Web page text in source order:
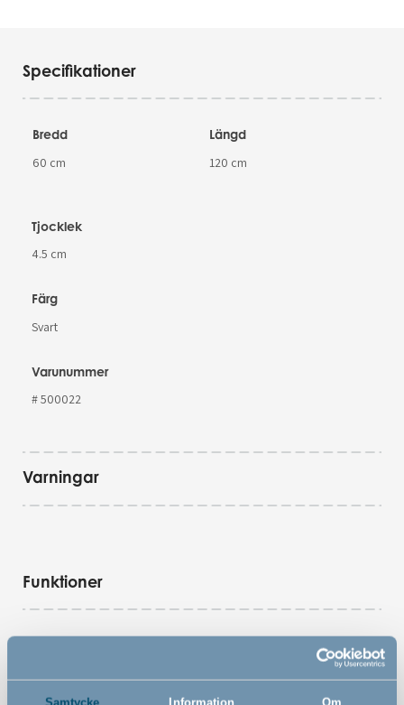
Specifikationer
Bredd
60 cm
Längd
120 cm
Tjocklek
4.5 cm
Färg
Svart
Varunummer
# 500022
Varningar
Funktioner
Hopfällbar så att du enkelt kan ta med den på
Lätt att fälla ihop